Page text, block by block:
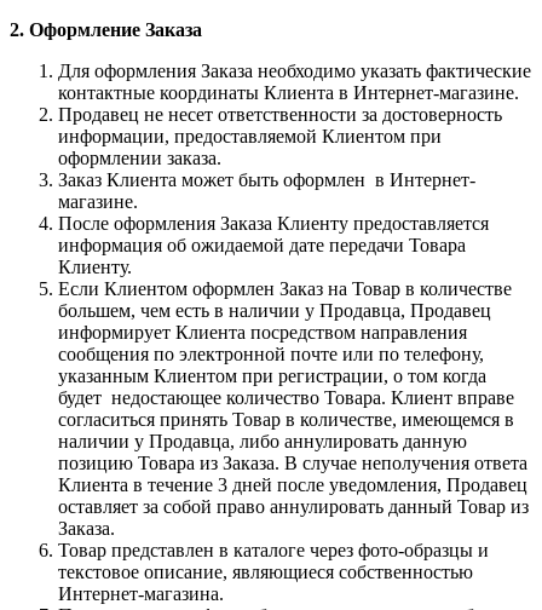
2. Оформление Заказа
Для оформления Заказа необходимо указать фактические
контактные координаты Клиента в Интернет-магазине.
Продавец не несет ответственности за достоверность
информации, предоставляемой Клиентом при
оформлении заказа.
Заказ Клиента может быть оформлен в Интернет-
магазине.
После оформления Заказа Клиенту предоставляется
информация об ожидаемой дате передачи Товара
Клиенту.
Если Клиентом оформлен Заказ на Товар в количестве
большем, чем есть в наличии у Продавца, Продавец
информирует Клиента посредством направления
сообщения по электронной почте или по телефону,
указанным Клиентом при регистрации, о том когда
будет недостающее количество Товара. Клиент вправе
согласиться принять Товар в количестве, имеющемся в
наличии у Продавца, либо аннулировать данную
позицию Товара из Заказа. В случае неполучения ответа
Клиента в течение 3 дней после уведомления, Продавец
оставляет за собой право аннулировать данный Товар из
Заказа.
Товар представлен в каталоге через фото-образцы и
текстовое описание, являющиеся собственностью
Интернет-магазина.